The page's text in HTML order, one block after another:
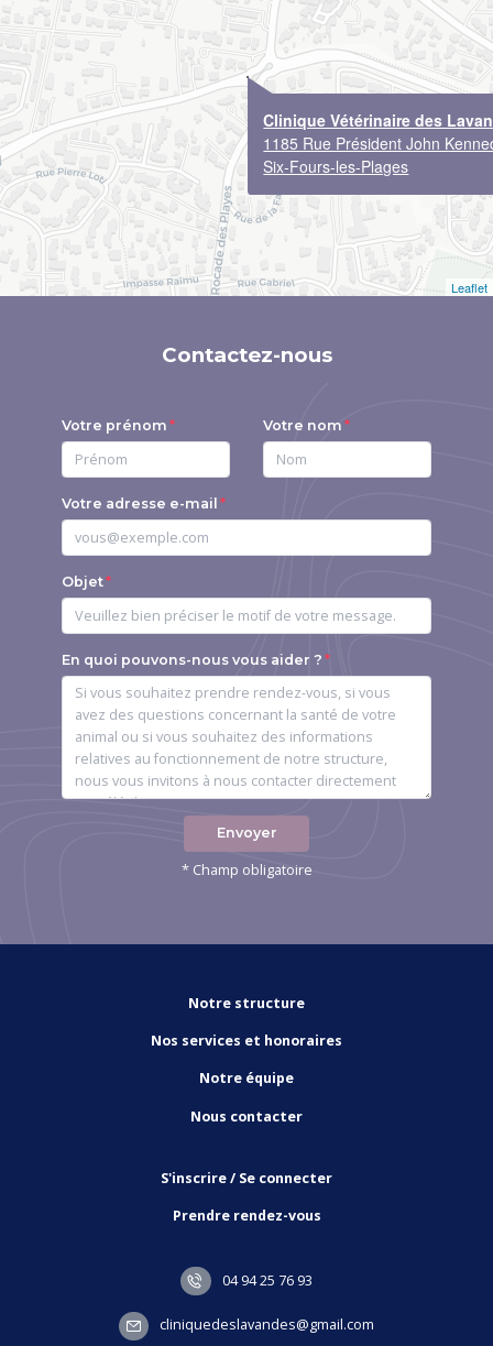
Clinique Vétérinaire des
1185 Rue Président John
Six-Fours-les-Plages
Leaflet
Contactez-nous
Votre prénom Votre nom
Votre adresse e-mail
Objet
En quoi pouvons-nous vous aider ?
Envoyer
* Champ obligatoire
Notre structure
Nos services et honoraires
Notre équipe
Nous contacter
S'inscrire / Se connecter
Prendre rendez-vous
04 94 25 76 93
cliniquedeslavandes@gmail.com